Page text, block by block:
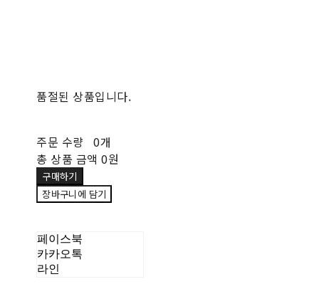
품절된 상품입니다.
주문 수량 0개
총 상품 금액 0원
구매하기
장바구니에 담기
페이스북
카카오톡
라인